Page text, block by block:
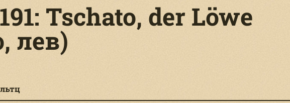
Tschato, der Löwe
лев)